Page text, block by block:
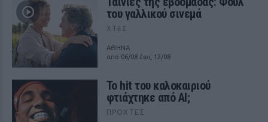
του γαλλικού σινεμά
ΧΤΕΣ
ΑΘΗΝΑ
από 06/08 έως 12/08
Το hit του καλοκαιριού
φτιάχτηκε από AI;
ΠΡΟΧΤΈΣ